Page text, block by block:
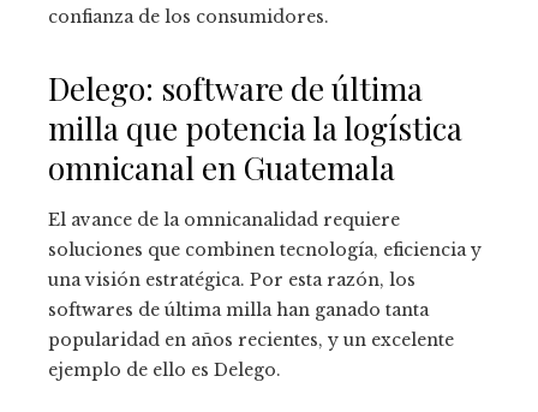
confianza de los consumidores.
Delego: software de última
milla que potencia la logística
omnicanal en Guatemala
El avance de la omnicanalidad requiere
soluciones que combinen tecnología, eficiencia y
una visión estratégica. Por esta razón, los
softwares de última milla han ganado tanta
popularidad en años recientes, y un excelente
ejemplo de ello es Delego.